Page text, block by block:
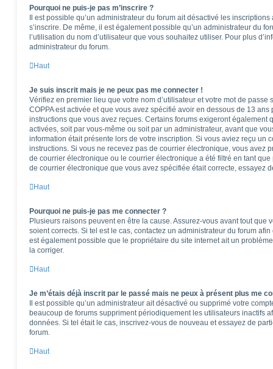
Pourquoi ne puis-je pas m’inscrire ?
Il est possible qu’un administrateur du forum ait désactivé les
s’inscrire. De même, il est également possible qu’un administrateur du
l’utilisation du nom d’utilisateur que vous souhaitez utiliser. Pour plus
administrateur du forum.
Haut
Je suis inscrit mais je ne peux pas me connecter !
Vérifiez en premier lieu que votre nom d’utilisateur et votre mot de
COPPA est activée et que vous avez spécifié avoir en dessous de 13
instructions que vous avez reçues. Certains forums exigeront également
activées, soit par vous-même ou soit par un administrateur, avant que
information était présente lors de votre inscription. Si vous aviez reçu un
instructions. Si vous ne recevez pas de courrier électronique, vous avez
de courrier électronique ou le courrier électronique a été filtré en tant
de courrier électronique que vous avez spécifiée était correcte, essayez
Haut
Pourquoi ne puis-je pas me connecter ?
Plusieurs raisons peuvent en être la cause. Assurez-vous avant tout que
soient corrects. Si tel est le cas, contactez un administrateur du forum
est également possible que le propriétaire du site internet ait un
la corriger.
Haut
Je m’étais déjà inscrit par le passé mais ne peux à présent plus me
Il est possible qu’un administrateur ait désactivé ou supprimé votre
beaucoup de forums suppriment périodiquement les utilisateurs inactifs
données. Si tel était le cas, inscrivez-vous de nouveau et essayez de
forum.
Haut